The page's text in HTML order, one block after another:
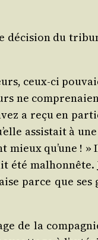
déci­sion du
ceux‑ci
ne
a reçu en
assis­tait à
qu’une ! »
été
parce que ses
de la